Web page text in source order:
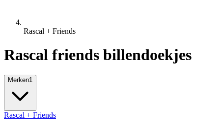
Rascal + Friends
Rascal friends billendoekjes
Merken1
Rascal + Friends